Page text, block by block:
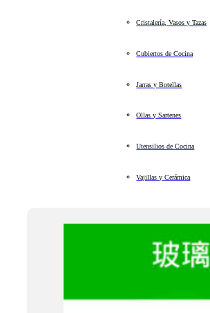
Cristalería, Vasos y Tazas
Cubiertos de Cocina
Jarras y Botellas
Ollas y Sartenes
Utensilios de Cocina
Vajillas y Cerámica